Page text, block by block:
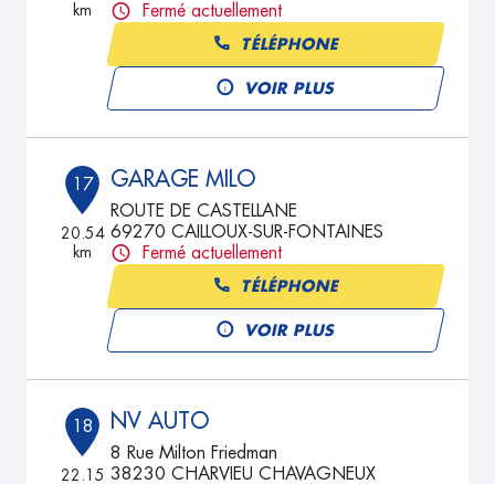
km
Fermé actuellement
TÉLÉPHONE
VOIR PLUS
17
20.54
km
GARAGE MILO
ROUTE DE CASTELLANE
69270 CAILLOUX-SUR-FONTAINES
Fermé actuellement
TÉLÉPHONE
VOIR PLUS
18
22.15
NV AUTO
8 Rue Milton Friedman
38230 CHARVIEU CHAVAGNEUX